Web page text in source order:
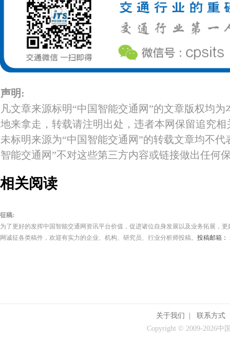
声明:
凡文章来源标明“中国智能交通网”的文章版权均
地来拿走，转载请注明出处，违者本网保留追究
未标明来源为“中国智能交通网”的转载文章均不
智能交通网”不对这些第三方内容或链接做出任何
相关阅读
征稿:
为了更好的发挥中国智能交通网资讯平台价值，促进诸位自身发展以及业务拓展，
网诚征各类稿件，欢迎有实力的企业、机构、研究员、行业分析师投稿。 投稿邮箱：
关于我们 |联系方式
Copyright © 2009-2026中